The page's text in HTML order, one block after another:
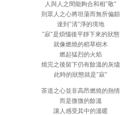
人與人之間能夠合和相"敬"
則眾人之心將坦蕩而無所偏頗
達到"清"淨的境地
"寂"是煩惱後平靜下來的狀態
就像燃燒的稻草樹木
燃起猛烈的火焰
燒完之後留下仍有餘溫的灰燼
此時的狀態就是"寂"
茶道之心並非高昂燃燒的熱情
而是微微的餘溫
讓人感受其中的溫暖